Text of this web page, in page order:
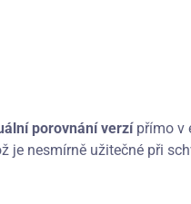
porovnání verzípřímo v
je nesmírně užitečné při